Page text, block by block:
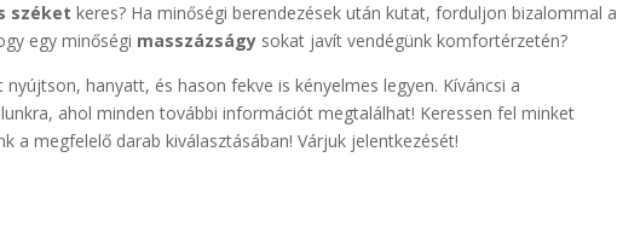
széket keres? Ha minőségi berendezések után kutat, forduljon bizalommal a
egy minőségi masszázságy sokat javít vendégünk komfortérzetén?
hanyatt, és hason fekve is kényelmes legyen. Kíváncsi a
ahol minden további információt megtalálhat! Keressen fel minket
a megfelelő darab kiválasztásában! Várjuk jelentkezését!